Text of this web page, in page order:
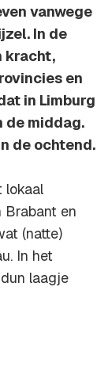
vanwege
In de
kracht,
en
in Limburg
de middag.
de ochtend.
lokaal
Brabant en
(natte)
In het
laagje